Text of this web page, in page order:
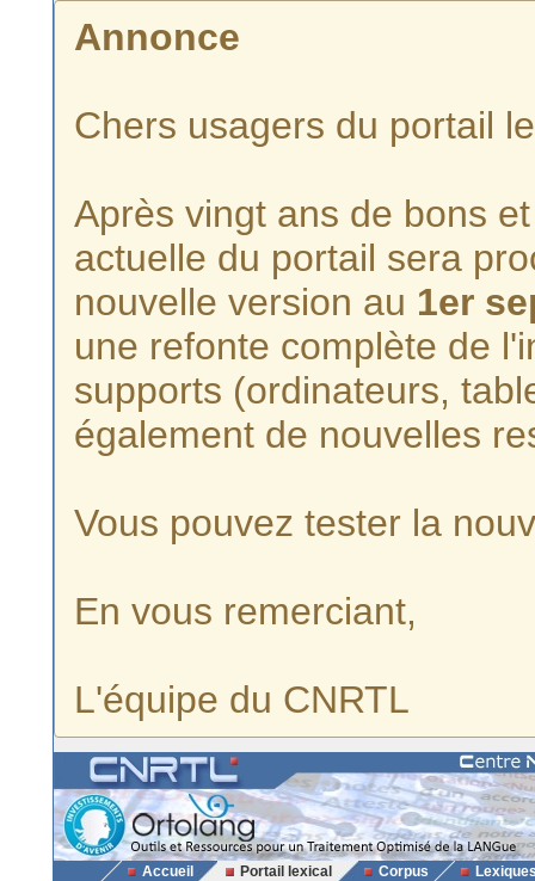
Annonce
Chers usagers du portail
Après vingt ans de bons
actuelle du portail sera
nouvelle version au 1er
une refonte complète de
supports (ordinateurs,
également de nouvelles
Vous pouvez tester la
En vous remerciant,
L'équipe du CNRTL
Accueil Portail lexical Corpus